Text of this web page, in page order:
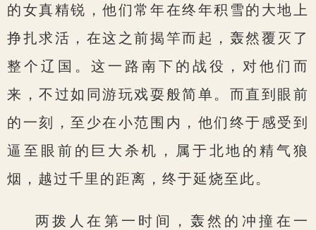
的女真精锐，他们常年在终年积雪的大地上
挣扎求活，在这之前揭竿而起，轰然覆灭了
整个辽国。这一路南下的战役，对他们而
来，不过如同游玩戏耍般简单。而直到眼前
的一刻，至少在小范围内，他们终于感受到
逼至眼前的巨大杀机，属于北地的精气狼
烟，越过千里的距离，终于延烧至此。
两拨人在第一时间，轰然的冲撞在一